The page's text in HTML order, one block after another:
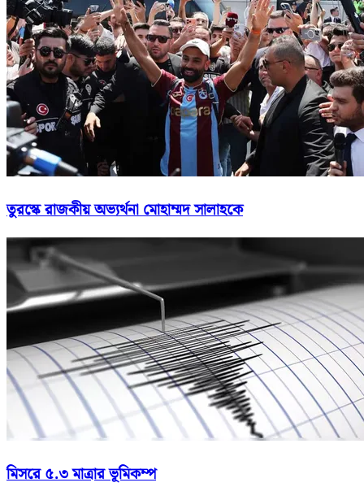
তুরস্কে রাজকীয় অভ্যর্থনা মোহাম্মদ সালাহকে
মিসরে ৫.৩ মাত্রার ভূমিকম্প